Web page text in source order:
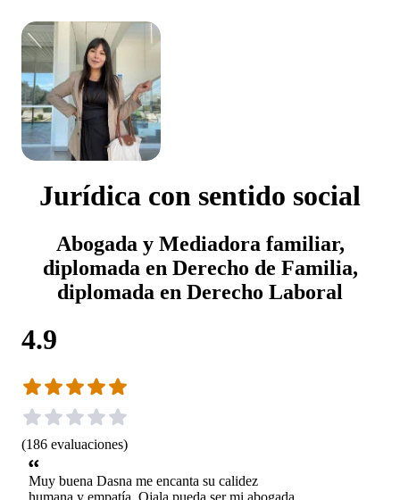
Jurídica con sentido social
Abogada y Mediadora familiar,
diplomada en Derecho de Familia,
diplomada en Derecho Laboral
4.9
(186 evaluaciones)
Muy buena Dasna me encanta su calidez
humana y empatía. Ojala pueda ser mi abogada